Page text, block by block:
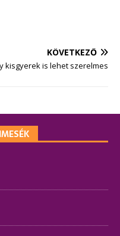
KÖVETKEZŐ
kisgyerek is lehet szerelmes